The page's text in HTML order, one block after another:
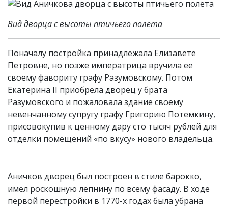
Вид дворца с высоты птичьего полёта
Поначалу постройка принадлежала Елизавете
Петровне, но позже императрица вручила ее
своему фавориту графу Разумовскому. Потом
Екатерина II приобрела дворец у брата
Разумовского и пожаловала здание своему
невенчанному супругу графу Григорию Потемкину,
присовокупив к ценному дару сто тысяч рублей для
отделки помещений «по вкусу» нового владельца.
Аничков дворец был построен в стиле барокко,
имел роскошную лепнину по всему фасаду. В ходе
первой перестройки в 1770-х годах была убрана